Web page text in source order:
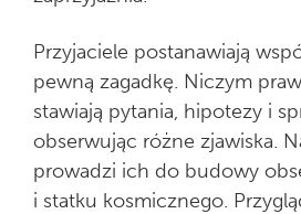
Przyjaciele postanawiają
pewną zagadkę. Niczym
stawiają pytania, hipotezy i
obserwując różne zjawiska.
prowadzi ich do budowy
i statku kosmicznego.